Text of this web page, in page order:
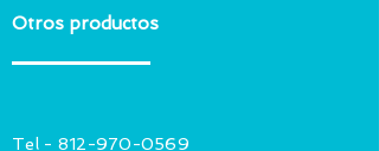
Otros productos
Tel - 812-970-0569